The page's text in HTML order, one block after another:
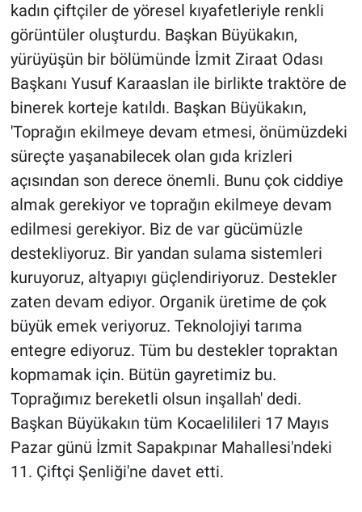
kadın çiftçiler de yöresel kıyafetleriyle renkli
görüntüler oluşturdu. Başkan Büyükakın,
yürüyüşün bir bölümünde İzmit Ziraat Odası
Başkanı Yusuf Karaaslan ile birlikte traktöre de
binerek korteje katıldı. Başkan Büyükakın,
'Toprağın ekilmeye devam etmesi, önümüzdeki
süreçte yaşanabilecek olan gıda krizleri
açısından son derece önemli. Bunu çok ciddiye
almak gerekiyor ve toprağın ekilmeye devam
edilmesi gerekiyor. Biz de var gücümüzle
destekliyoruz. Bir yandan sulama sistemleri
kuruyoruz, altyapıyı güçlendiriyoruz. Destekler
zaten devam ediyor. Organik üretime de çok
büyük emek veriyoruz. Teknolojiyi tarıma
entegre ediyoruz. Tüm bu destekler topraktan
kopmamak için. Bütün gayretimiz bu.
Toprağımız bereketli olsun inşallah' dedi.
Başkan Büyükakın tüm Kocaelilileri 17 Mayıs
Pazar günü İzmit Sapakpınar Mahallesi'ndeki
11. Çiftçi Şenliği'ne davet etti.